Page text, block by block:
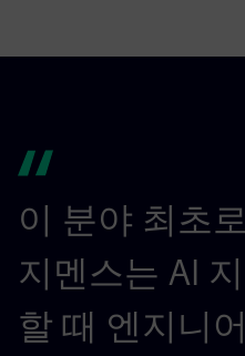
이 분야 최초
지멘스는 AI
할 때 엔지니